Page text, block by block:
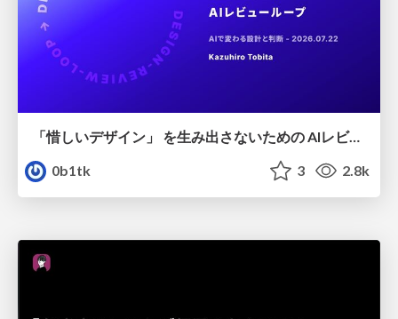
「惜しいデザイン」 を生み出さないための AIレビューループ
0b1tk
3 2.8k